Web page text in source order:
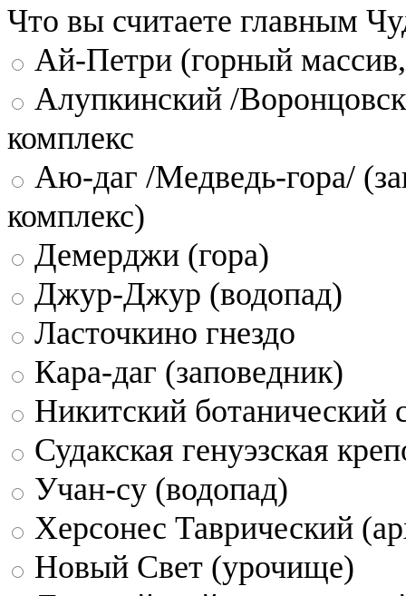
Что вы считаете главным
Ай-Петри (горный
Алупкинский /
комплекс
Аю-даг /Медведь-гора/
комплекс)
Демерджи (гора)
Джур-Джур (водопад)
Ласточкино гнездо
Кара-даг (заповедник)
Никитский ботанический
Судакская генуэзская
Учан-су (водопад)
Херсонес Таврический
Новый Свет (урочище)